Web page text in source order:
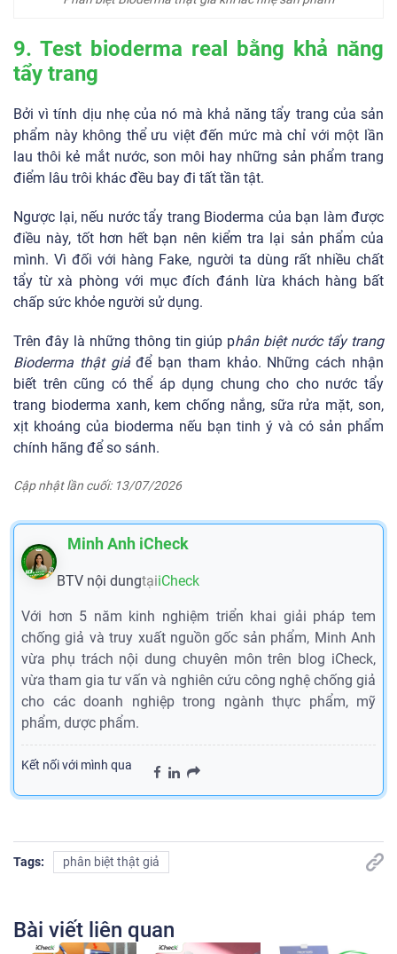
Phân biệt Bioderma thật giả khi lắc nhẹ sản phẩm
9. Test bioderma real bằng khả năng
tẩy trang
Bởi vì tính dịu nhẹ của nó mà khả năng tẩy trang của sản
phẩm này không thể ưu việt đến mức mà chỉ với một lần
điểm lâu trôi khác đều bay đi tất tần tật.
Ngược lại, nếu nước tẩy trang Bioderma của bạn làm được
điều này, tốt hơn hết bạn nên kiểm tra lại sản phẩm của
mình. Vì đối với hàng Fake, người ta dùng rất nhiều chất
chấp sức khỏe người sử dụng.
Trên đây là những thông tin giúp phân biệt nước tẩy trang
Bioderma thật giảđể bạn tham khảo. Những cách nhận
biết trên cũng có thể áp dụng chung cho cho nước tẩy
trang bioderma xanh, kem chống nắng, sữa rửa mặt, son,
chính hãng để so sánh.
Cập nhật lần cuối: 13/07/2026
Minh Anh iCheck
BTV nội dungtại iCheck
Với hơn 5 năm kinh nghiệm triển khai giải pháp tem
chống giả và truy xuất nguồn gốc sản phẩm, Minh Anh
vừa phụ trách nội dung chuyên môn trên blog iCheck,
vừa tham gia tư vấn và nghiên cứu công nghệ chống giả
phẩm, dược phẩm.
Kết nối với mình qua